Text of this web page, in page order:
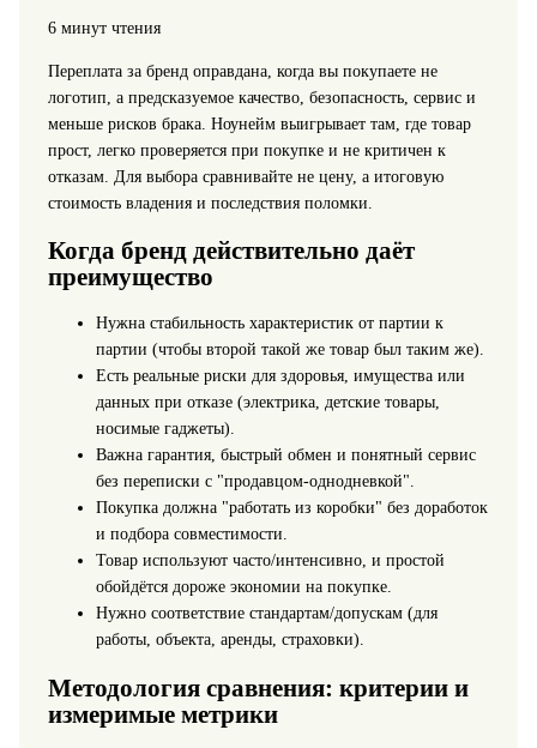
6 минут чтения
Переплата за бренд оправдана, когда вы покупаете не
логотип, а предсказуемое качество, безопасность, сервис и
меньше рисков брака. Ноунейм выигрывает там, где товар
прост, легко проверяется при покупке и не критичен к
отказам. Для выбора сравнивайте не цену, а итоговую
стоимость владения и последствия поломки.
Когда бренд действительно даёт
преимущество
Нужна стабильность характеристик от партии к
партии (чтобы второй такой же товар был таким же).
Есть реальные риски для здоровья, имущества или
данных при отказе (электрика, детские товары,
носимые гаджеты).
Важна гарантия, быстрый обмен и понятный сервис
без переписки с "продавцом-однодневкой".
Покупка должна "работать из коробки" без доработок
и подбора совместимости.
Товар используют часто/интенсивно, и простой
обойдётся дороже экономии на покупке.
Нужно соответствие стандартам/допускам (для
работы, объекта, аренды, страховки).
Методология сравнения: критерии и
измеримые метрики